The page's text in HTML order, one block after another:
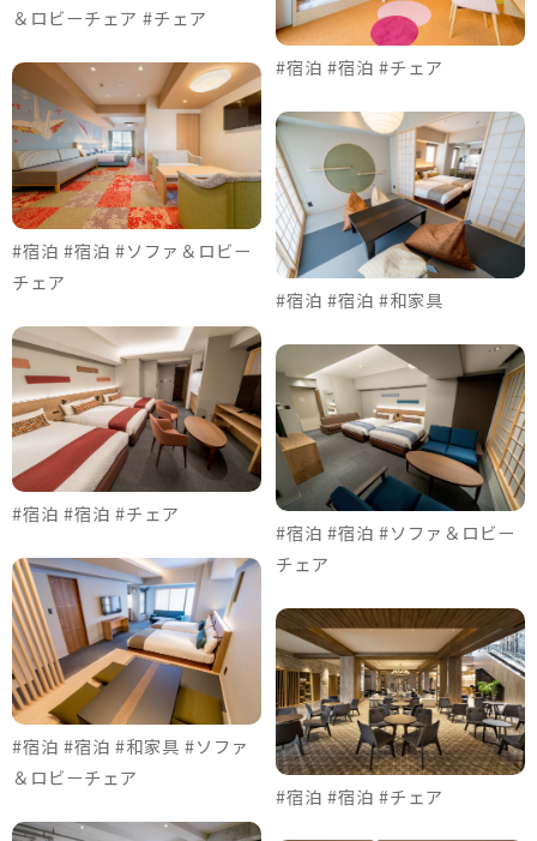
＆ロビーチェア #チェア
#宿泊 #宿泊 #ソファ＆ロビー
チェア
#宿泊 #宿泊 #チェア
#宿泊 #宿泊 #和家具 #ソファ
＆ロビーチェア
#宿泊 #宿泊 #チェア
#宿泊 #宿泊 #和家具
#宿泊 #宿泊 #ソファ＆ロビー
チェア
#宿泊 #宿泊 #チェア